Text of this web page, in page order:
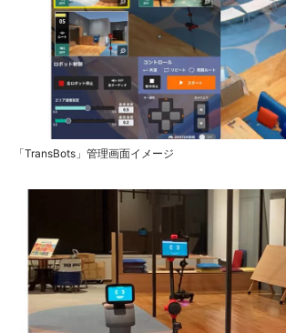
「TransBots」管理画面イメージ